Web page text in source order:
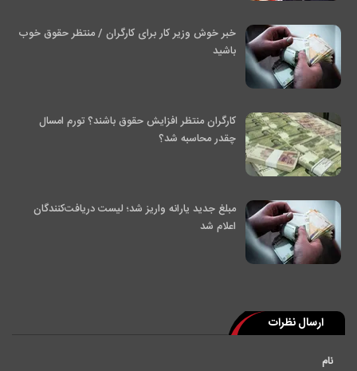
خبر خوش وزیر کار برای کارگران / منتظر حقوق خوب
باشید
کارگران منتظر افزایش حقوق باشند؟ تورم امسال
چقدر محاسبه شد؟
مبلغ جدید یارانه واریز شد؛ لیست دریافت‌کنندگان
اعلام شد
ارسال نظرات
نام